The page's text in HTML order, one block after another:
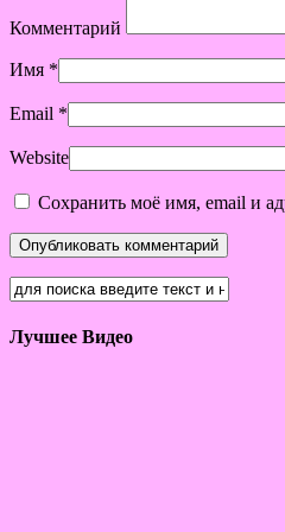
Комментарий
Имя *
Email *
Website
Сохранить моё имя, email и
Лучшее Видео